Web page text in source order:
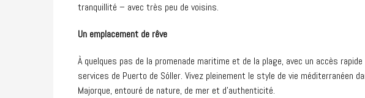
tranquillité – avec très peu de voisins.
Un emplacement de rêve
À quelques pas de la promenade maritime et de la plage, avec un accès
services de Puerto de Sóller. Vivez pleinement le style de vie méditerranéen
Majorque, entouré de nature, de mer et d’authenticité.